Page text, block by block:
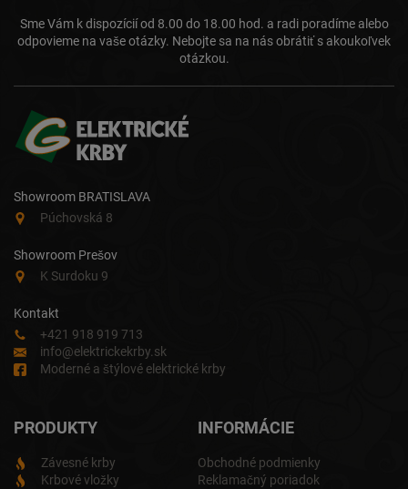
Sme Vám k dispozícií od 8.00 do 18.00 hod. a radi poradíme alebo
odpovieme na vaše otázky. Nebojte sa na nás obrátiť s akoukoľvek
otázkou.
Showroom BRATISLAVA
Púchovská 8
Showroom Prešov
K Surdoku 9
Kontakt
+421 918 919 713
info@elektrickekrby.sk
Moderné a štýlové elektrické krby
PRODUKTY
Závesné krby
Krbové vložky
INFORMÁCIE
Obchodné podmienky
Reklamačný poriadok